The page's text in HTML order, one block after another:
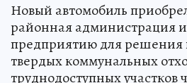
Новый автомобиль
районная администрация
предприятию для решения
твердых коммунальных
труднодоступных участков